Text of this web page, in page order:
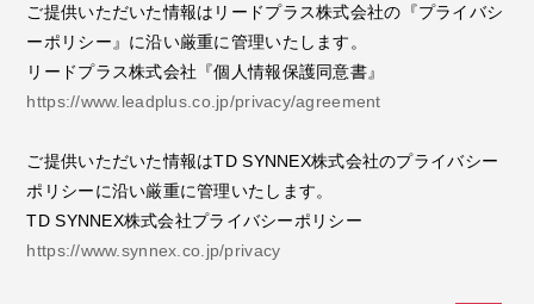
ご提供いただいた情報はリードプラス株式会社の『プライバシ
ーポリシー』に沿い厳重に管理いたします。
リードプラス株式会社『個人情報保護同意書』
https://www.leadplus.co.jp/privacy/agreement
ご提供いただいた情報はTD SYNNEX株式会社のプライバシー
ポリシーに沿い厳重に管理いたします。
TD SYNNEX株式会社プライバシーポリシー
https://www.synnex.co.jp/privacy